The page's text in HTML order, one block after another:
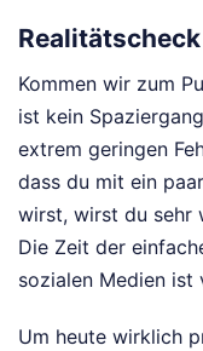
Realitätscheck
Kommen wir zum
ist kein
extrem geringen
dass du mit ein
wirst, wirst du sehr
Die Zeit der
sozialen Medien ist
Um heute wirklich